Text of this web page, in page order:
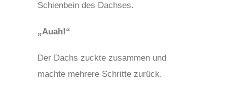
Schienbein des Dachses.
„Auah!“
Der Dachs zuckte zusammen und
machte mehrere Schritte zurück.